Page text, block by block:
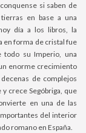
si saben de
en base a una
día a los libros, la
en forma de cristal fue
todo su Imperio, una
enorme crecimiento
de complejos
crece Segóbriga, que
en una de las
del interior
romano en España.